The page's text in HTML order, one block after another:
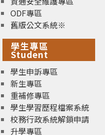
ODF專區
舊版公文系統※
學生專區
Student
學生申訴專區
新生專區
重補修專區
學生學習歷程檔案系統
校務行政系統解鎖申請
升學專區